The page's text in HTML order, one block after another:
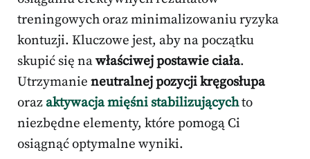
treningowych oraz minimalizowaniu ryzyka
kontuzji. Kluczowe jest, aby na początku
skupić się nawłaściwej postawie ciała.
Utrzymanie neutralnej pozycji kręgosłupa
orazaktywacja mięśni stabilizującychto
niezbędne elementy, które pomogą Ci
osiągnąć optymalne wyniki.